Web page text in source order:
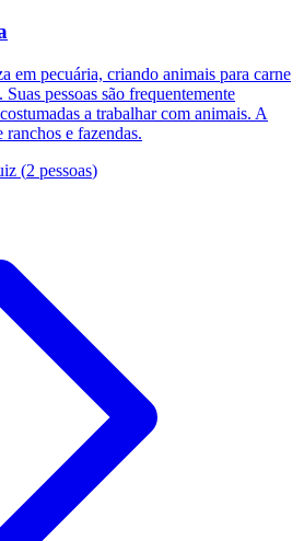
em pecuária, criando animais para carne
pessoas são frequentemente
a trabalhar com animais. A
e fazendas.
(2 pessoas)